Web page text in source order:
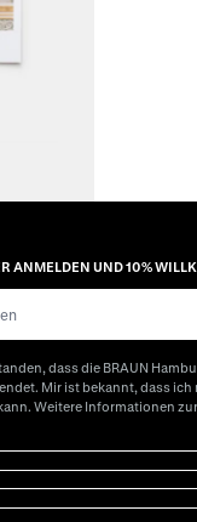
ANMELDEN UND 10%
dass die BRAUN
Mir ist bekannt, dass
Weitere Informationen